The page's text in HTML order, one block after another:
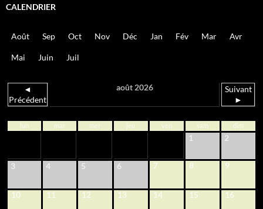
CALENDRIER
Août Sep Oct Nov Déc Jan Fév Mar Avr
Mai Juin Juil
◄
Précédent
août 2026
Suivant
►
lun mar mer jeu ven sam dim
1 2
3 4 5 6 7 8 9
10 11 12 13 14 15 16